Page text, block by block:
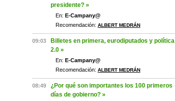
presidente? »
En: E-Campany@
Recomendación: ALBERT MEDRÁN
09:03
Billetes en primera, eurodiputados y política
2.0 »
En: E-Campany@
Recomendación: ALBERT MEDRÁN
08:49
¿Por qué son importantes los 100 primeros
días de gobierno? »